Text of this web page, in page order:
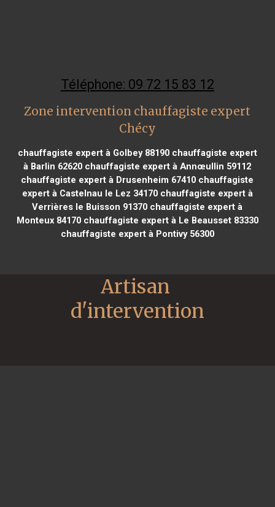
Téléphone: 09 72 15 83 12
Zone intervention chauffagiste expert
Chécy
chauffagiste expert à Golbey 88190chauffagiste expert
à Barlin 62620 chauffagiste expert à Annœullin 59112
chauffagiste expert à Drusenheim 67410 chauffagiste
expert à Castelnau le Lez 34170chauffagiste expert à
Verrières le Buisson 91370 chauffagiste expert à
Monteux 84170chauffagiste expert à Le Beausset 83330
chauffagiste expert à Pontivy 56300
Artisan
d'intervention